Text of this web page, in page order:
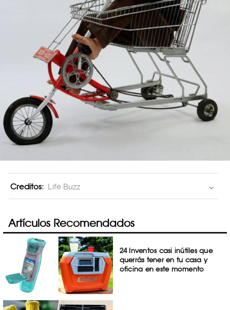
Creditos: Life Buzz
Artículos Recomendados
24 Inventos casi inútiles que
querrás tener en tu casa y
oficina en este momento